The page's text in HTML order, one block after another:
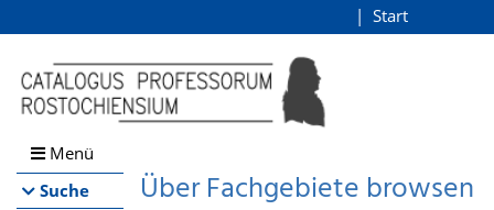
Browsen
direkt zum Inhalt
Start
Menü
Suche
Über Fachgebiete browsen